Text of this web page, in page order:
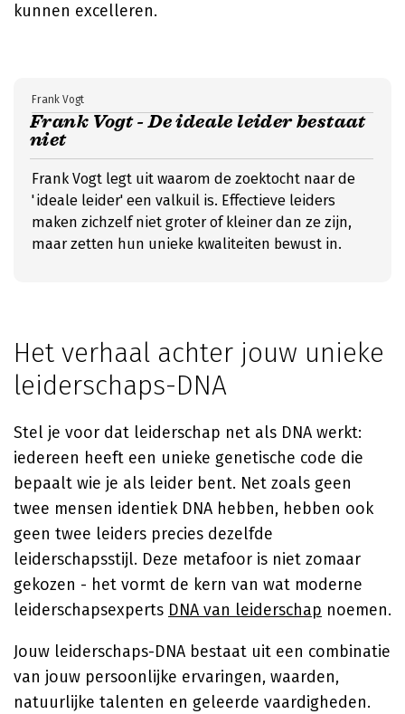
kunnen excelleren.
Frank Vogt - De ideale leider bestaat
niet
Frank Vogt
Frank Vogt legt uit waarom de zoektocht naar de
'ideale leider' een valkuil is. Effectieve leiders
maken zichzelf niet groter of kleiner dan ze zijn,
maar zetten hun unieke kwaliteiten bewust in.
Het verhaal achter jouw unieke
leiderschaps-DNA
Stel je voor dat leiderschap net als DNA werkt:
iedereen heeft een unieke genetische code die
bepaalt wie je als leider bent. Net zoals geen
twee mensen identiek DNA hebben, hebben ook
geen twee leiders precies dezelfde
leiderschapsstijl. Deze metafoor is niet zomaar
gekozen - het vormt de kern van wat moderne
leiderschapsexperts DNA van leiderschap noemen.
Jouw leiderschaps-DNA bestaat uit een combinatie
van jouw persoonlijke ervaringen, waarden,
natuurlijke talenten en geleerde vaardigheden.